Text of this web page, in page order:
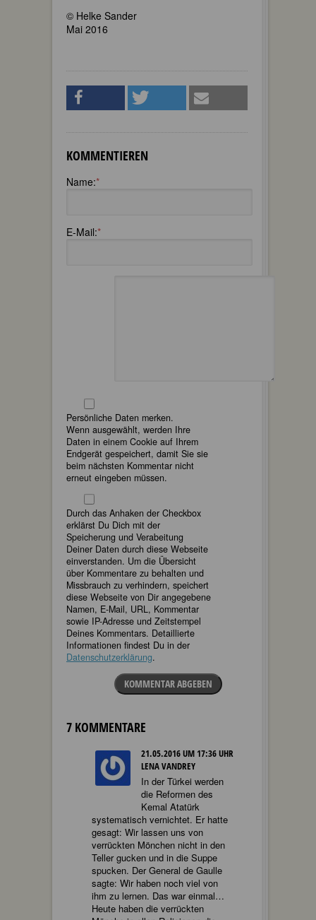
© Helke Sander
Mai 2016
KOMMENTIEREN
Name:*
E-Mail:*
Persönliche Daten merken.
Wenn ausgewählt, werden Ihre
Daten in einem Cookie auf Ihrem
Endgerät gespeichert, damit Sie sie
beim nächsten Kommentar nicht
erneut eingeben müssen.
Durch das Anhaken der Checkbox
erklärst Du Dich mit der
Speicherung und Verabeitung
Deiner Daten durch diese Webseite
einverstanden. Um die Übersicht
über Kommentare zu behalten und
Missbrauch zu verhindern, speichert
diese Webseite von Dir angegebene
Namen, E-Mail, URL, Kommentar
sowie IP-Adresse und Zeitstempel
Deines Kommentars. Detaillierte
Informationen findest Du in der
Datenschutzerklärung.
KOMMENTAR ABGEBEN
7 KOMMENTARE
21.05.2016 UM 17:36 UHR
LENA VANDREY
In der Türkei werden
die Reformen des
Kemal Atatürk
systematisch vernichtet. Er hatte
gesagt: Wir lassen uns von
verrückten Mönchen nicht in den
Teller gucken und in die Suppe
spucken. Der General de Gaulle
sagte: Wir haben noch viel von
ihm zu lernen. Das war einmal…
Heute haben die verrückten